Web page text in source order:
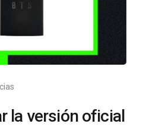
la versión oficial